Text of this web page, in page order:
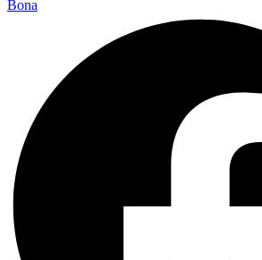
SuperSport
Bona